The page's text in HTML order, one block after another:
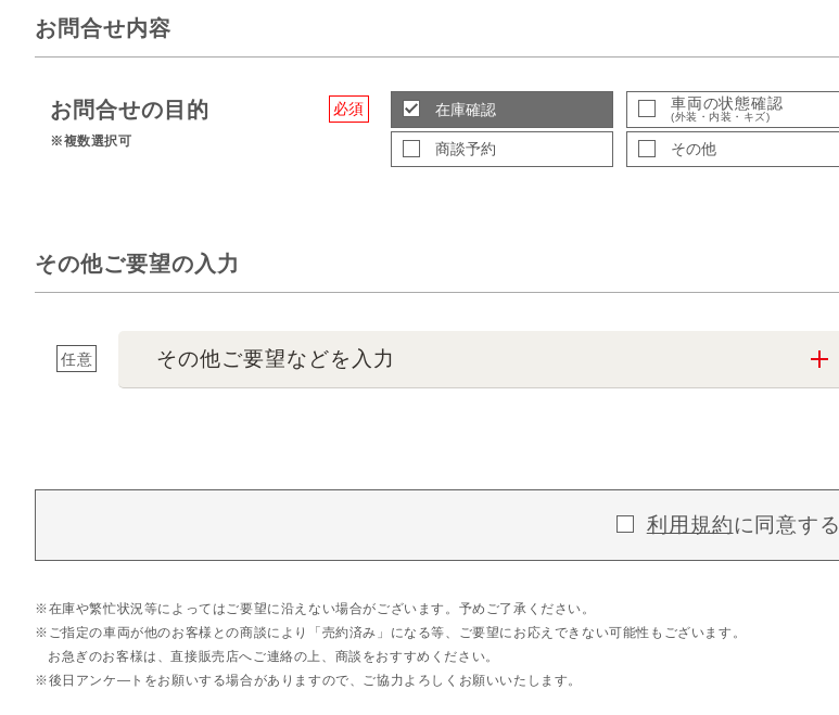
お問合せ内容
必須
お問合せの目的
※複数選択可
在庫確認 車両の状態確認
(外装・内装・キズ)
商談予約 その他
その他ご要望の入力
任意 その他ご要望などを入力
利用規約に同意する
在庫や繁忙状況等によってはご要望に沿えない場合がございます。予めご了承ください。
ご指定の車両が他のお客様との商談により「売約済み」になる等、ご要望にお応えできない可能性もございます。
お急ぎのお客様は、直接販売店へご連絡の上、商談をおすすめください。
後日アンケ―トをお願いする場合がありますので、ご協力よろしくお願いいたします。